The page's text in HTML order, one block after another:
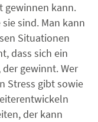
gewinnen kann.
sind. Man kann
Situationen
dass sich ein
gewinnt. Wer
Stress gibt sowie
der kann